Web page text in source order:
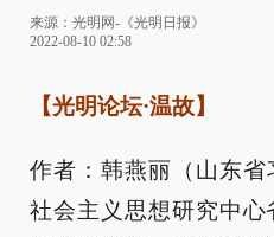
来源： 光明网-《光明日报》
2022-08-10 02:58
【光明论坛·温故】
作者：韩燕丽（山东
社会主义思想研究中心